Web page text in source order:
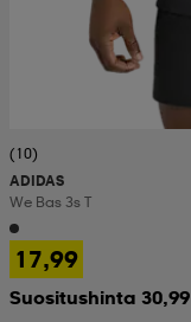
(10)
ADIDAS
We Bas 3s T
17,99
Suositushinta 30,99